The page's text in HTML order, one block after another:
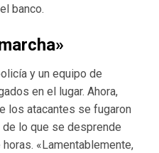
banco.
y un equipo de
en el lugar. Ahora,
los atacantes se fugaron
lo que se desprende
«Lamentablemente,